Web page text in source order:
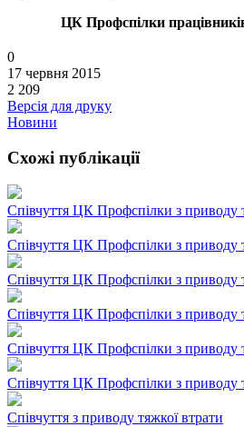
ЦК Профспілки
0
17 червня 2015
2 209
Версія для друку
Новини
Схожі публікації
Співчуття ЦК Профспілки з приводу
Співчуття ЦК Профспілки з приводу
Співчуття ЦК Профспілки з приводу
Співчуття ЦК Профспілки з приводу
Співчуття ЦК Профспілки з приводу
Співчуття ЦК Профспілки з приводу
Співчуття з приводу тяжкої втрати